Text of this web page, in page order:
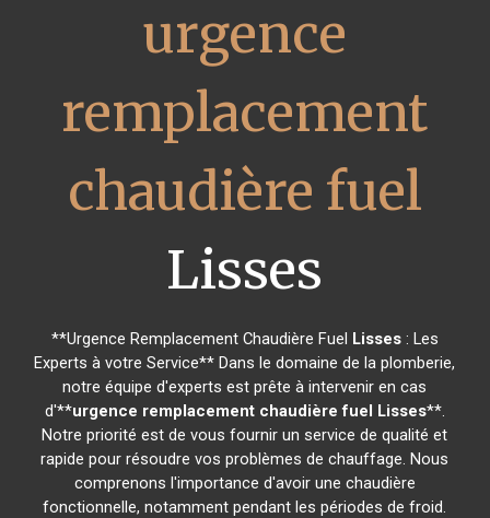
urgence
remplacement
chaudière fuel
Lisses
**Urgence Remplacement Chaudière Fuel Lisses: Les
Experts à votre Service** Dans le domaine de la plomberie,
notre équipe d'experts est prête à intervenir en cas
d'**urgence remplacement chaudière fuel Lisses**.
Notre priorité est de vous fournir un service de qualité et
rapide pour résoudre vos problèmes de chauffage. Nous
comprenons l'importance d'avoir une chaudière
fonctionnelle, notamment pendant les périodes de froid.